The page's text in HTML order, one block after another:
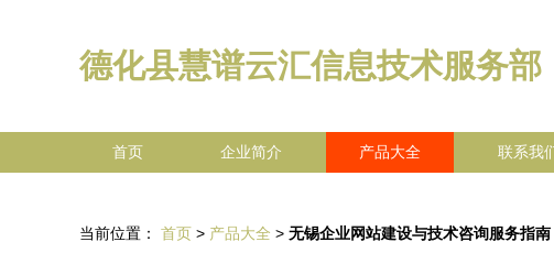
德化县慧谱云汇信息技术服务部
首页 企业简介 产品大全 联系我
当前位置： 首页 > 产品大全 > 无锡企业网站建设与技术咨询服务指南